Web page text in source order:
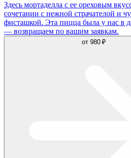
Здесь мортаделла с ее ореховым
сочетании с нежной страчателой и
фисташкой. Эта пицца была у нас в
— возвращаем по вашим заявкам.
от 980 ₽